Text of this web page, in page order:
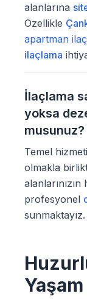
alanlarına
Özellikle
apartman
ilaçlama
İlaçlama
yoksa
musunuz?
Temel
olmakla
profesyonel
sunmaktayız.